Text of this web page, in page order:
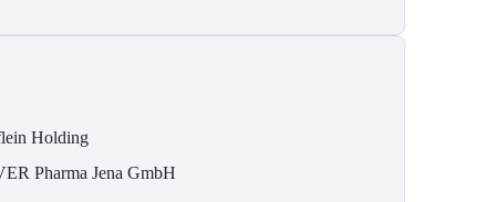
Holding
Pharma Jena GmbH